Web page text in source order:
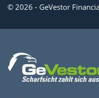
© 2026 - GeVestor